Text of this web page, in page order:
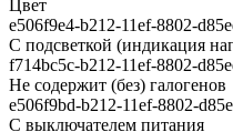
Цвет
e506f9e4-b212-11ef-8802-
С подсветкой (индикация
f714bc5c-b212-11ef-8802-
Не содержит (без) галогенов
e506f9bd-b212-11ef-8802-
С выключателем питания